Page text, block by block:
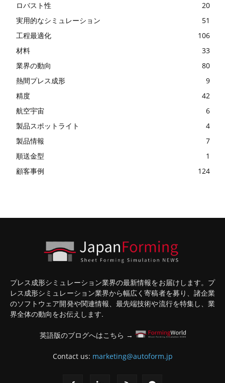
ロバスト性
20
実用的なシミュレーション
51
工程最適化
106
材料
33
業界の動向
80
熱間プレス成形
9
精度
42
航空宇宙
6
製品スポットライト
4
製品情報
7
順送金型
1
顧客事例
124
プレス成形シミュレーション業界の最新情報をお届けします。プ
レス成形シミュレーション業界から幅広く寄稿者を募り、諸企業
のソフトウェア開発や関連情報、最先端技術や流行を特集し、業
界全体の動向をお伝えします.
英語版のブログへはこちら →
Contact us: marketing@autoform.jp